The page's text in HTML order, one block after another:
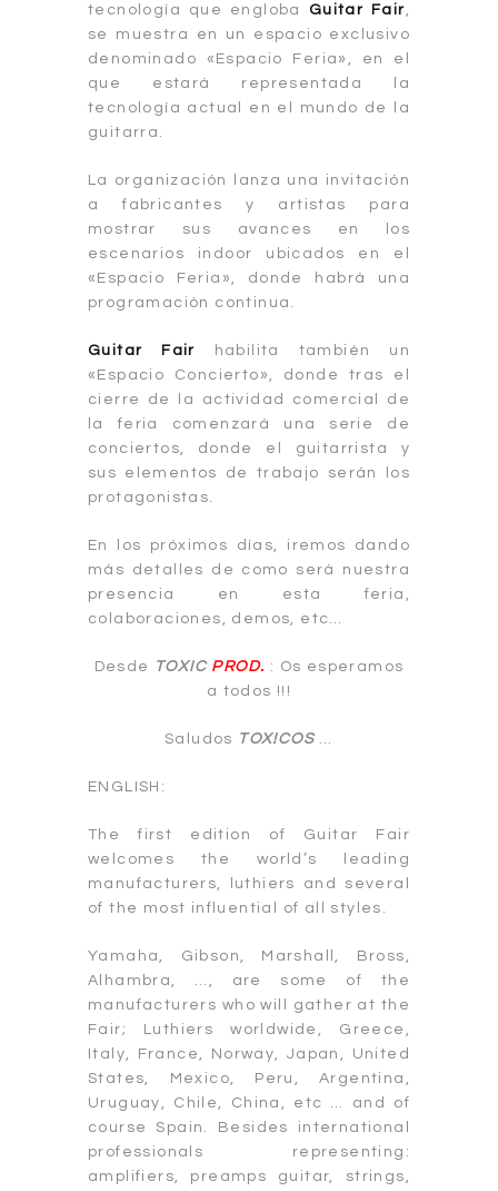
tecnología que engloba Guitar Fair,
se muestra en un espacio exclusivo
denominado «Espacio Feria», en el
que estará representada la
tecnología actual en el mundo de la
guitarra.
La organización lanza una invitación
a fabricantes y artistas para
mostrar sus avances en los
escenarios indoor ubicados en el
«Espacio Feria», donde habrá una
programación continua.
Guitar Fair habilita también un
«Espacio Concierto», donde tras el
cierre de la actividad comercial de
la feria comenzará una serie de
conciertos, donde el guitarrista y
sus elementos de trabajo serán los
protagonistas.
En los próximos días, iremos dando
más detalles de como será nuestra
presencia en esta feria,
colaboraciones, demos, etc…
Desde TOXIC PROD. : Os esperamos
a todos !!!
Saludos TOX!COS …
ENGLISH:
The first edition of Guitar Fair
welcomes the world’s leading
manufacturers, luthiers and several
of the most influential of all styles.
Yamaha, Gibson, Marshall, Bross,
Alhambra, …, are some of the
manufacturers who will gather at the
Fair; Luthiers worldwide, Greece,
Italy, France, Norway, Japan, United
States, Mexico, Peru, Argentina,
Uruguay, Chile, China, etc … and of
course Spain. Besides international
professionals representing:
amplifiers, preamps guitar, strings,